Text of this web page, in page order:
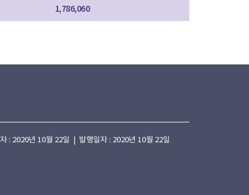
1,786,060
: 2020년 10월 22일 | 발행일자 : 2020년 10월 22일